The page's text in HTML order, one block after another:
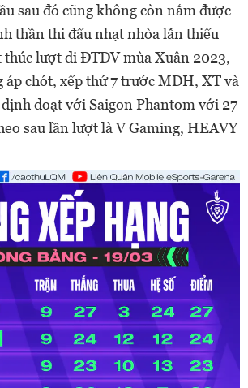
sau đó cũng không còn nắm được
thần thi đấu nhạt nhòa lẫn thiếu
lượt đi ĐTDV mùa Xuân 2023,
áp chót, xếp thứ 7 trước MDH, XT và
đoạt với Saigon Phantom với 27
sau lần lượt là V Gaming, HEAVY